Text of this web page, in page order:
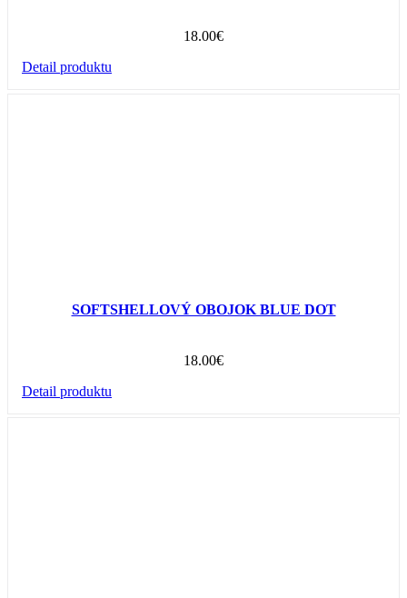
18.00€
Detail produktu
SOFTSHELLOVÝ OBOJOK BLUE DOT
18.00€
Detail produktu